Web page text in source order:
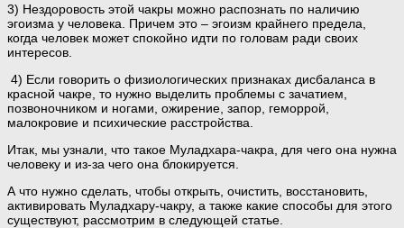
3) Нездоровость этой чакры можно распознать по наличию
эгоизма у человека. Причем это – эгоизм крайнего предела,
когда человек может спокойно идти по головам ради своих
интересов.
4) Если говорить о физиологических признаках дисбаланса в
красной чакре, то нужно выделить проблемы с зачатием,
позвоночником и ногами, ожирение, запор, геморрой,
малокровие и психические расстройства.
Итак, мы узнали, что такое Муладхара-чакра, для чего она нужна
человеку и из-за чего она блокируется.
А что нужно сделать, чтобы открыть, очистить, восстановить,
активировать Муладхару-чакру, а также какие способы для этого
существуют, рассмотрим в следующей статье.